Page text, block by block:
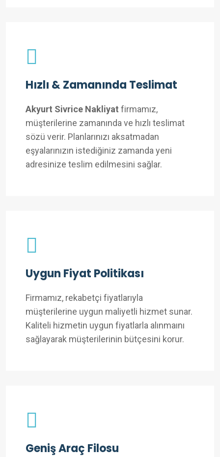
Hızlı & Zamanında Teslimat
Akyurt Sivrice Nakliyat firmamız,
müşterilerine zamanında ve hızlı teslimat
sözü verir. Planlarınızı aksatmadan
eşyalarınızın istediğiniz zamanda yeni
adresinize teslim edilmesini sağlar.
Uygun Fiyat Politikası
Firmamız, rekabetçi fiyatlarıyla
müşterilerine uygun maliyetli hizmet sunar.
Kaliteli hizmetin uygun fiyatlarla alınmaını
sağlayarak müşterilerinin bütçesini korur.
Geniş Araç Filosu